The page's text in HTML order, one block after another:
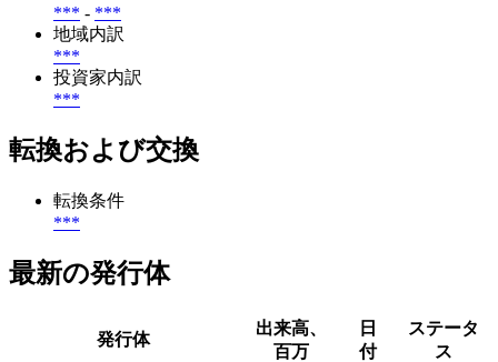
*** - ***
地域内訳
***
投資家内訳
***
転換および交換
転換条件
***
最新の発行体
発行体
出来高、
百万
日
付
ステータ
ス